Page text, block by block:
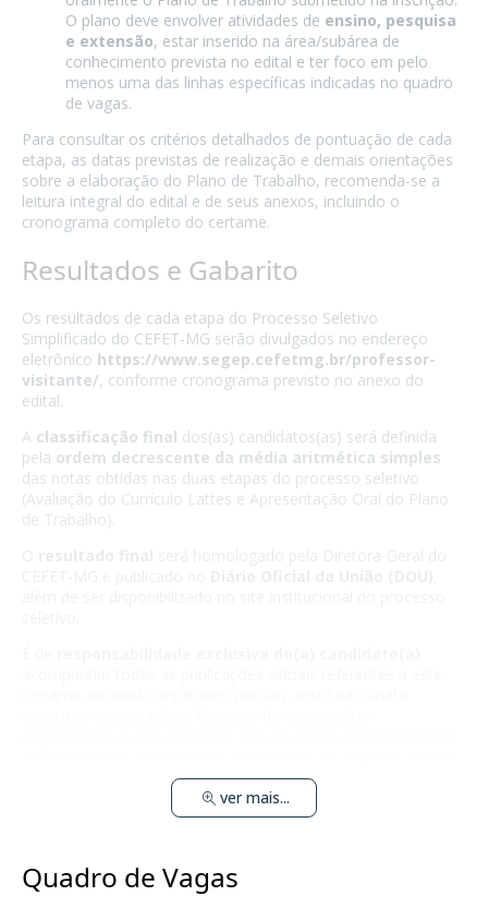
O plano deve envolver atividades de ensino, pesquisa
e extensão, estar inserido na área/subárea de
conhecimento prevista no edital e ter foco em pelo
menos uma das linhas específicas indicadas no quadro
de vagas.
Para consultar os critérios detalhados de pontuação de cada
etapa, as datas previstas de realização e demais orientações
sobre a elaboração do Plano de Trabalho, recomenda-se a
leitura integral do edital e de seus anexos, incluindo o
cronograma completo do certame.
Resultados e Gabarito
Os resultados de cada etapa do Processo Seletivo
Simplificado do CEFET-MG serão divulgados no endereço
eletrônico https://www.segep.cefetmg.br/professor-
visitante/, conforme cronograma previsto no anexo do
edital.
A classificação final dos(as) candidatos(as) será definida
pela ordem decrescente da média aritmética simples
das notas obtidas nas duas etapas do processo seletivo
(Avaliação do Currículo Lattes e Apresentação Oral do Plano
de Trabalho).
ver mais...
Quadro de Vagas